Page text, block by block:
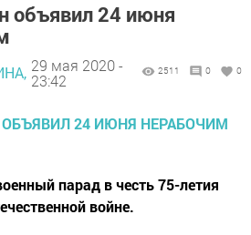
объявил 24 июня
29 мая 2020 -
23:42
2511 0 0
парад в честь 75-летия
войне.